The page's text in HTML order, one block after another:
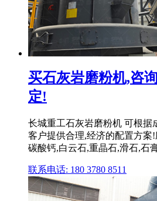
买石灰岩磨粉机,咨
定!
长城重工石灰岩磨粉机 可根据
客户提供合理,经济的配置方案
碳酸钙,白云石,重晶石,滑石,石
联系电话: 180 3780 8511